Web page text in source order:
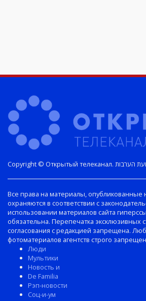
Все права на материалы, опубликованные
охраняются в соответствии с
использовании материалов сайта
обязательна. Перепечатка эксклюзивных
согласования с редакцией запрещена.
фотоматериалов агентств строго
Люди
Мультики
Новость и
De Familia
Рэп-новости
Соц-и-ум